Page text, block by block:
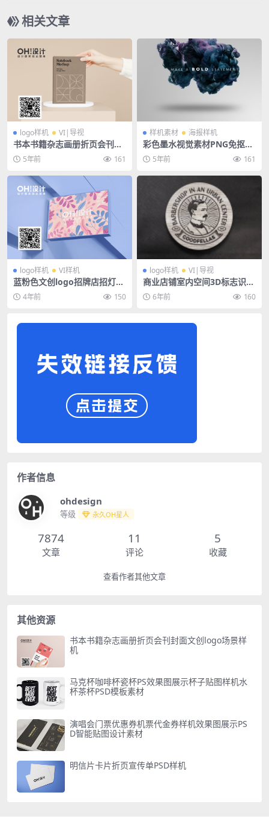
相关文章
logo样机 VI|导视
书本书籍杂志画册折页会刊封
面文创logo场景样机
5年前 161
样机素材 海报样机
彩色墨水视觉素材PNG免抠PS
D海报
5年前 161
logo样机 VI样机
蓝粉色文创logo招牌店招灯箱
户外办公系列样机
4年前 150
logo样机 VI|导视
商业店铺室内空间3D标志识门
牌LOGO贴图VI导视智能贴图
PS样机素材
6年前 160
作者信息
ohdesign
等级 永久OH星人
7874
文章
11
评论
5
收藏
查看作者其他文章
其他资源
书本书籍杂志画册折页会刊封面文创logo场景样
机
马克杯咖啡杯瓷杯PS效果图展示杯子贴图样机水
杯茶杯PSD模板素材
演唱会门票优惠券机票代金券样机效果图展示PS
D智能贴图设计素材
明信片卡片折页宣传单PSD样机